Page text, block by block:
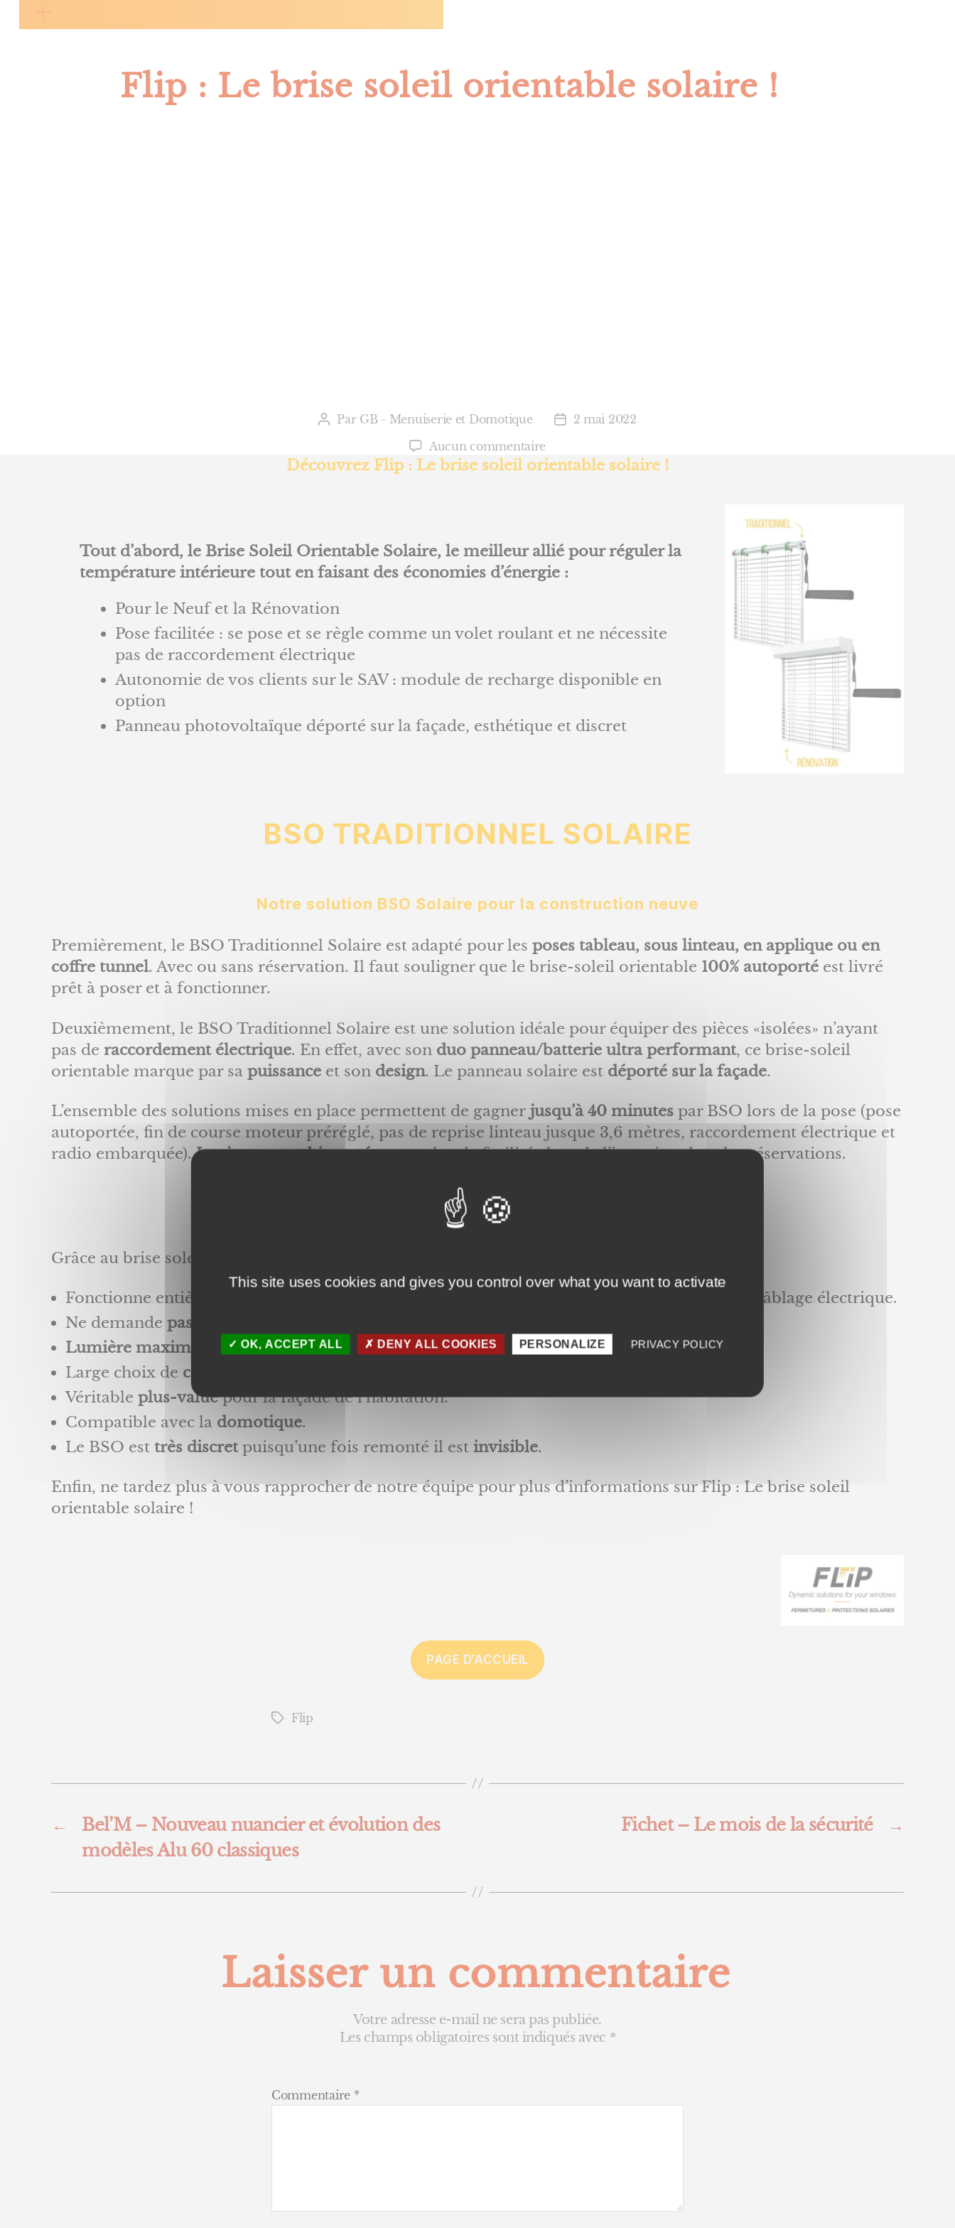
Flip : Le brise soleil orientable solaire !
Auteur
Par GB - Menuiserie et Domotique
Date
l’article
2 mai 2022
Aucun commentairesur
Flip
orientable
solaire
!
Découvrez Flip : Le brise soleil orientable solaire !
Tout d’abord, le Brise Soleil Orientable Solaire, le meilleur allié pour réguler la
température intérieure tout en faisant des économies d’énergie :
Pour le Neuf et la Rénovation
Pose facilitée : se pose et se règle comme un volet roulant et ne nécessite
pas de raccordement électrique
Autonomie de vos clients sur le SAV : module de recharge disponible en
option
Panneau photovoltaïque déporté sur la façade, esthétique et discret
BSO TRADITIONNEL SOLAIRE
Notre solution BSO Solaire pour la construction neuve
Premièrement, le BSO Traditionnel Solaire est adapté pour les poses tableau, sous linteau, en applique ou en
coffre tunnel. Avec ou sans réservation. Il faut souligner que le brise-soleil orientable 100% autoporté est livré
prêt à poser et à fonctionner.
Deuxièmement, le BSO Traditionnel Solaire est une solution idéale pour équiper des pièces «isolées» n’ayant
pas de raccordement électrique. En effet, avec son duo panneau/batterie ultra performant, ce brise-soleil
orientable marque par sa puissance et son design. Le panneau solaire est déporté sur la façade.
L’ensemble des solutions mises en place permettent de gagner jusqu’à 40 minutes par BSO lors de la pose (pose
autoportée, fin de course moteur préréglé, pas de reprise linteau jusque 3,6 mètres, raccordement électrique et
radio embarquée).Les joues sont biseautéspour plus de facilitée lors de l’insertion dans les réservations.
Vos avantages Flip : Le brise soleil orientable solaire !
Grâce au brise soleil orientable solaire, vous bénéficiez de plusieurs avantages, en effet :
Fonctionne entièrement à l’énergie solaire, une
, et sans câblage électrique.
Ne demande pas de travaux électriques.
Lumière maximisée
puisque le BSO s’intègre dans une réservation.
Large choix de coloris
Véritable plus-valuepour la façade de l’habitation.
Compatible avec la domotique.
Le BSO est très discretpuisqu’une fois remonté il est invisible.
Enfin, ne tardez plus à vous rapprocher de notre équipe pour plus d’informations sur Flip : Le brise soleil
orientable solaire !
PAGE D’ACCUEIL
Étiquettes
Flip
←
Bel’M – Nouveau nuancier et évolution des
modèles Alu 60 classiques
→
Fichet – Le mois de la sécurité
Laisser un commentaire
Votre adresse e-mail ne sera pas publiée.
Les champs obligatoires sont indiqués avec *
Commentaire *
This site uses cookies and gives you control over what you want to activate
OK, ACCEPT ALL DENY ALL COOKIES PERSONALIZE PRIVACY POLICY